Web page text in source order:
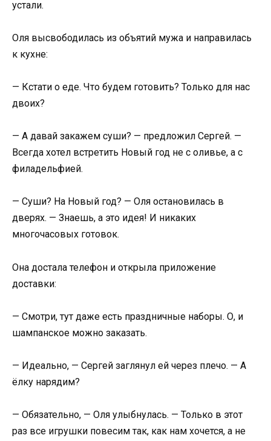
устали.
Оля высвободилась из объятий мужа и направилась
к кухне:
— Кстати о еде. Что будем готовить? Только для нас
двоих?
— А давай закажем суши? — предложил Сергей. —
Всегда хотел встретить Новый год не с оливье, а с
филадельфией.
— Суши? На Новый год? — Оля остановилась в
дверях. — Знаешь, а это идея! И никаких
многочасовых готовок.
Она достала телефон и открыла приложение
доставки:
— Смотри, тут даже есть праздничные наборы. О, и
шампанское можно заказать.
— Идеально, — Сергей заглянул ей через плечо. — А
ёлку нарядим?
— Обязательно, — Оля улыбнулась. — Только в этот
раз все игрушки повесим так, как нам хочется, а не